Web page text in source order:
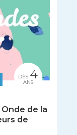
de la
de
DÈS 4
ANS